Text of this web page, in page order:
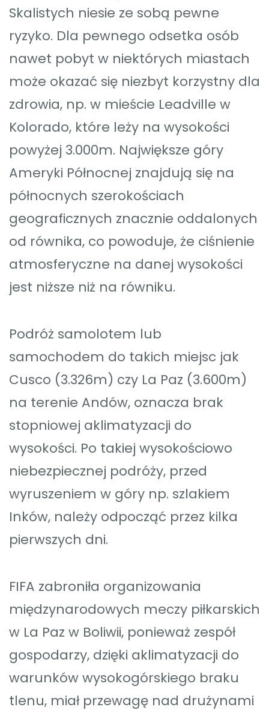
Skalistych niesie ze sobą pewne
ryzyko. Dla pewnego odsetka osób
nawet pobyt w niektórych miastach
może okazać się niezbyt korzystny dla
zdrowia, np. w mieście Leadville w
Kolorado, które leży na wysokości
powyżej 3.000m. Największe góry
Ameryki Północnej znajdują się na
północnych szerokościach
geograficznych znacznie oddalonych
od równika, co powoduje, że ciśnienie
atmosferyczne na danej wysokości
jest niższe niż na równiku.
Podróż samolotem lub
samochodem do takich miejsc jak
Cusco (3.326m) czy La Paz (3.600m)
na terenie Andów, oznacza brak
stopniowej aklimatyzacji do
wysokości. Po takiej wysokościowo
niebezpiecznej podróży, przed
wyruszeniem w góry np. szlakiem
Inków, należy odpocząć przez kilka
pierwszych dni.
FIFA zabroniła organizowania
międzynarodowych meczy piłkarskich
w La Paz w Boliwii, ponieważ zespół
gospodarzy, dzięki aklimatyzacji do
warunków wysokogórskiego braku
tlenu, miał przewagę nad drużynami